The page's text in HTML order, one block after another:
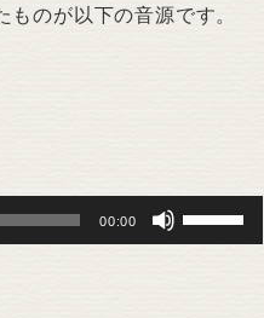
のが以下の音源です。
00:00
Use
Up/Down